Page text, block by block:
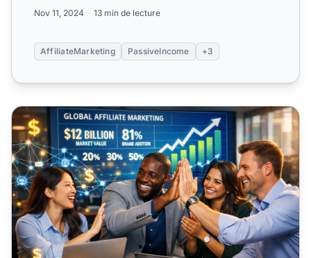
Nov 11, 2024 13 min de lecture
AffiliateMarketing PassiveIncome +3
gagner 10 000 $ par mois avec le marketing d’affiliation